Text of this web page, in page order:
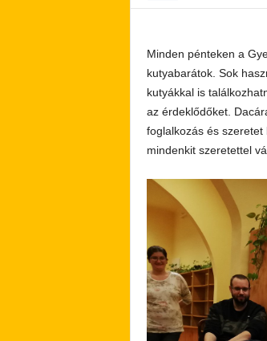
Minden pénteken a
kutyabarátok. Sok
kutyákkal is
az érdeklődőket.
foglalkozás és
mindenkit szeretettel